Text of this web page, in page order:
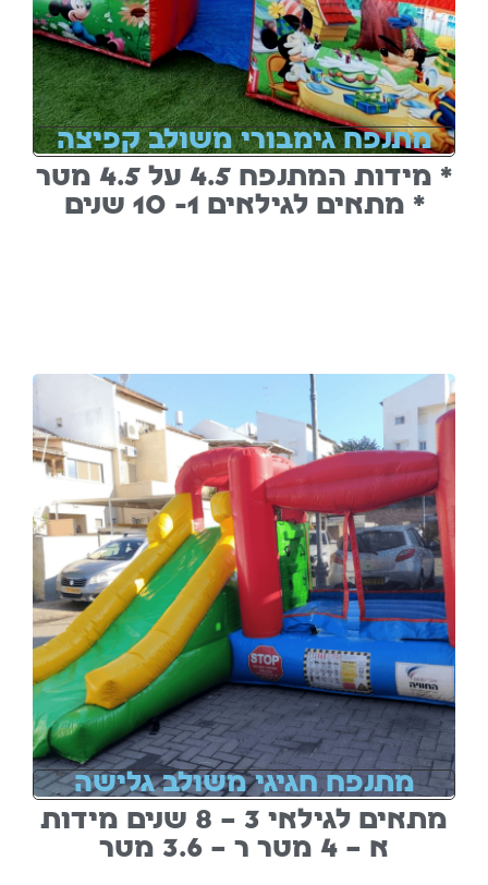
מתנפח גימבורי משולב קפיצה
* מידות המתנפח 4.5 על 4.5 מטר
* מתאים לגילאים 1- 10 שנים
מתנפח חגיגי משולב גלישה
מתאים לגילאי 3 – 8 שנים מידות
א – 4 מטר ר – 3.6 מטר